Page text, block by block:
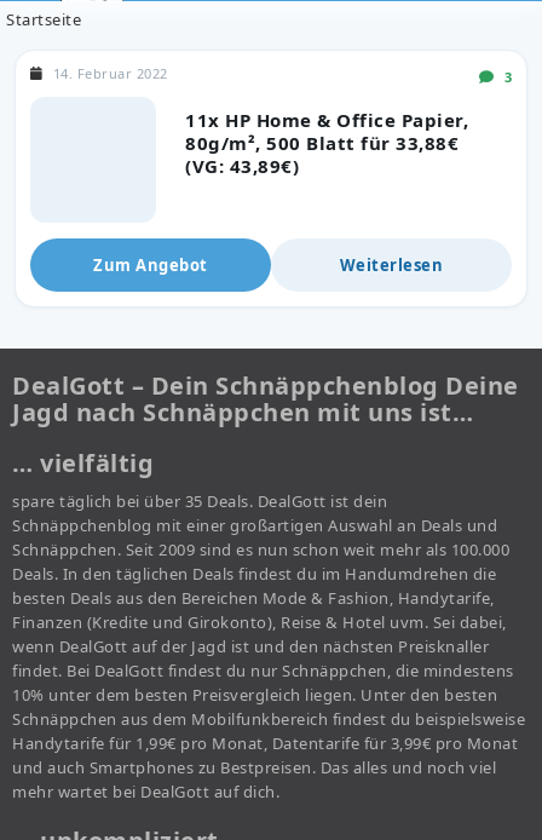
Startseite
11x HP Home & Office Papier,
80g/m², 500 Blatt für 33,88€
(VG: 43,89€)
14. Februar 2022 3
Zum Angebot Weiterlesen
DealGott – Dein Schnäppchenblog Deine
Jagd nach Schnäppchen mit uns ist…
… vielfältig
spare täglich bei über 35 Deals. DealGott ist dein
Schnäppchenblog mit einer großartigen Auswahl an Deals und
Schnäppchen. Seit 2009 sind es nun schon weit mehr als 100.000
Deals. In den täglichen Deals findest du im Handumdrehen die
besten Deals aus den Bereichen Mode & Fashion, Handytarife,
Finanzen (Kredite und Girokonto), Reise & Hotel uvm. Sei dabei,
wenn DealGott auf der Jagd ist und den nächsten Preisknaller
findet. Bei DealGott findest du nur Schnäppchen, die mindestens
10% unter dem besten Preisvergleich liegen. Unter den besten
Schnäppchen aus dem Mobilfunkbereich findest du beispielsweise
Handytarife für 1,99€ pro Monat, Datentarife für 3,99€ pro Monat
und auch Smartphones zu Bestpreisen. Das alles und noch viel
mehr wartet bei DealGott auf dich.